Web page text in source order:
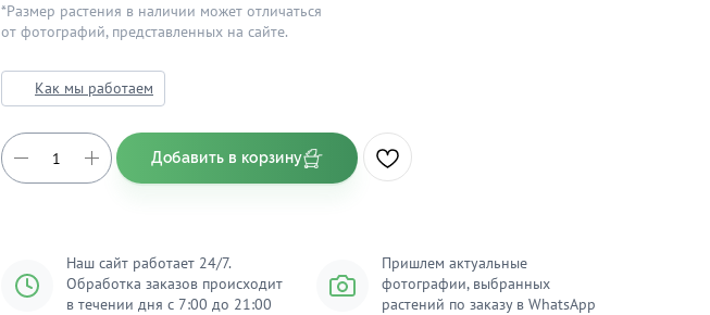
*Размер растения в наличии может отличаться
от фотографий, представленных на сайте.
Как мы работаем
Добавить в корзину
Наш сайт работает 24/7.
Обработка заказов происходит
в течении дня с 7:00 до 21:00
Пришлем актуальные
фотографии, выбранных
растений по заказу в WhatsApp